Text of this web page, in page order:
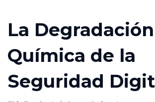
La Degradación
Química de la
Seguridad